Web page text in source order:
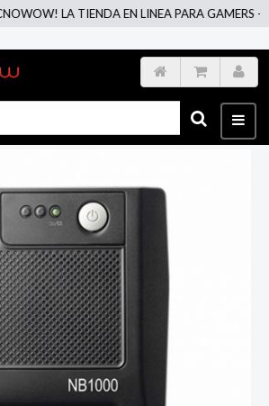
LA TIENDA EN LINEA PARA GAMERS -